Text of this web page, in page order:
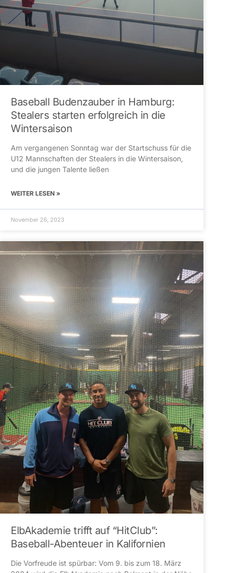
Baseball Budenzauber in Hamburg:
Stealers starten erfolgreich in die
Wintersaison
Am vergangenen Sonntag war der Startschuss für die
U12 Mannschaften der Stealers in die Wintersaison,
und die jungen Talente ließen
WEITER LESEN »
November 26, 2023
ElbAkademie trifft auf “HitClub”:
Baseball-Abenteuer in Kalifornien
Die Vorfreude ist spürbar: Vom 9. bis zum 18. März